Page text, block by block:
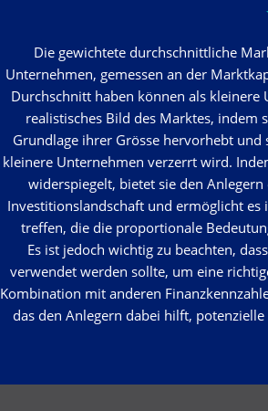
Die gewichtete durchschnittliche
Unternehmen, gemessen an der
Durchschnitt haben können als
realistisches Bild des Marktes, indem
Grundlage ihrer Grösse hervorhebt
kleinere Unternehmen verzerrt wird.
widerspiegelt, bietet sie den
Investitionslandschaft und ermöglicht
treffen, die die proportionale
Es ist jedoch wichtig zu beachten,
verwendet werden sollte, um eine
Kombination mit anderen
das den Anlegern dabei hilft,